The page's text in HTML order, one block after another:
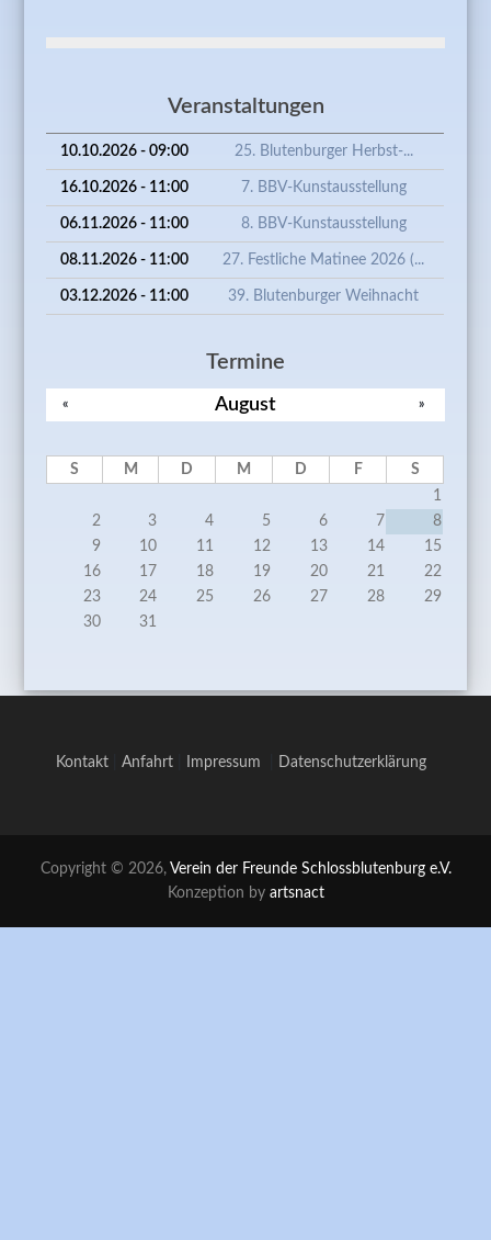
Veranstaltungen
10.10.2026 - 09:00 25. Blutenburger Herbst-...
16.10.2026 - 11:00 7. BBV-Kunstausstellung
06.11.2026 - 11:00 8. BBV-Kunstausstellung
08.11.2026 - 11:00 27. Festliche Matinee 2026 (...
03.12.2026 - 11:00 39. Blutenburger Weihnacht
Termine
August
« »
S M D M D F
S
1
2
3 4 5 6 7
8
9
10 11 12 13 14
15
16
17 18 19 20 21
22
23
24 25 26 27 28
29
30
31
Kontakt Anfahrt Impressum Datenschutzerklärung
Copyright © 2026, Verein der Freunde Schlossblutenburg e.V.
Konzeption by artsnact